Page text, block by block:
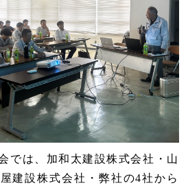
では、加和太建設株式会社・山
建設株式会社・弊社の4社から